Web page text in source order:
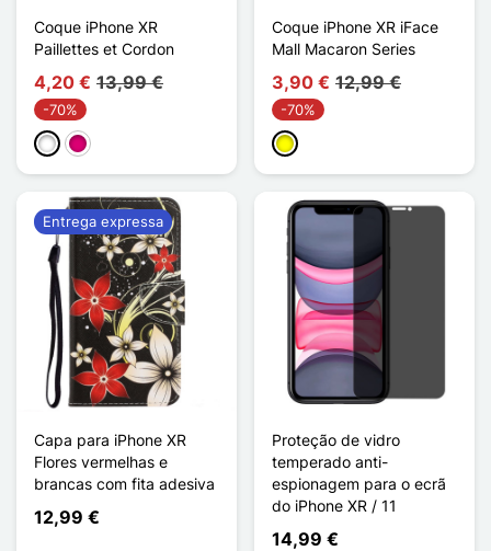
Coque iPhone XR
Paillettes et Cordon
4,20 € 13,99 €
-70%
BrancoMagenta
Coque iPhone XR iFace
Mall Macaron Series
3,90 € 12,99 €
-70%
Amarelo
Capa para iPhone XR
Flores vermelhas e
brancas com fita adesiva
12,99 €
Entrega expressa
Proteção de vidro
temperado anti-
espionagem para o ecrã
do iPhone XR / 11
14,99 €